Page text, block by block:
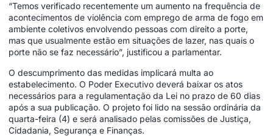
“Temos verificado recentemente um aumento na frequência de
acontecimentos de violência com emprego de arma de fogo em
ambiente coletivos envolvendo pessoas com direito a porte,
mas que usualmente estão em situações de lazer, nas quais o
porte não se faz necessário”, justificou a parlamentar.
O descumprimento das medidas implicará multa ao
estabelecimento. O Poder Executivo deverá baixar os atos
necessários para a regulamentação da Lei no prazo de 60 dias
após a sua publicação. O projeto foi lido na sessão ordinária da
quarta-feira (4) e será analisado pelas comissões de Justiça,
Cidadania, Segurança e Finanças.